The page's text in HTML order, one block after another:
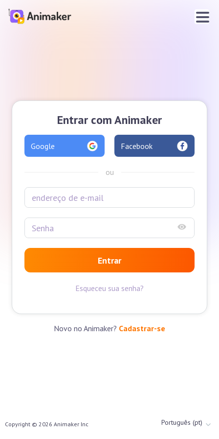
Entrar com Animaker
Google Facebook
ou
Entrar
Esqueceu sua senha?
Novo no Animaker? Cadastrar-se
Copyright © 2026 Animaker Inc Português (pt)